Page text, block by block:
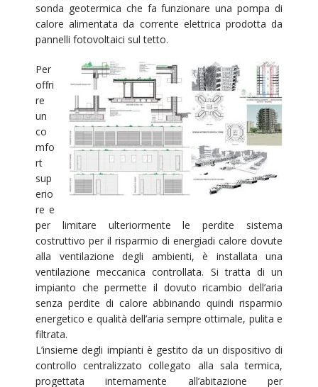
sonda geotermica che fa funzionare una pompa di
calore alimentata da corrente elettrica prodotta da
pannelli fotovoltaici sul tetto.
Per
offri
re
un
co
mfo
rt
sup
erio
re e
per limitare ulteriormente le perdite sistema
costruttivo per il risparmio di energiadi calore dovute
alla ventilazione degli ambienti, è installata una
ventilazione meccanica controllata. Si tratta di un
impianto che permette il dovuto ricambio dell’aria
senza perdite di calore abbinando quindi risparmio
energetico e qualità dell’aria sempre ottimale, pulita e
filtrata.
L’insieme degli impianti è gestito da un dispositivo di
controllo centralizzato collegato alla sala termica,
progettata internamente all’abitazione per